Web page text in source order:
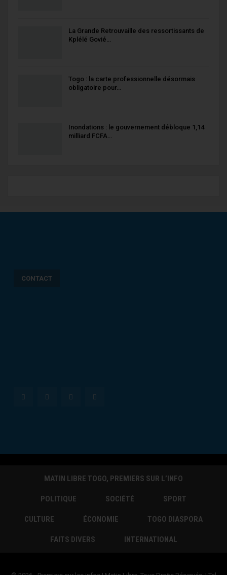
La Grande Retrouvaille des ressortissants de
Kplélé Govié…
Togo : la carte professionnelle désormais
obligatoire pour…
Inondations : le gouvernement débloque 1,14
milliard FCFA…
CONTACT
MATIN LIBRE TOGO, PREMIERS SUR L’INFO
POLITIQUE SOCIÉTÉ SPORT
CULTURE ÉCONOMIE TOGO DIASPORA
FAITS DIVERS INTERNATIONAL